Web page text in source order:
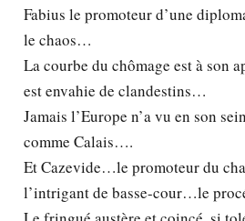
Fabius le promoteur d’une
le chaos…
La courbe du chômage est à son
est envahie de clandestins…
Jamais l’Europe n’a vu en son
comme Calais….
Et Cazevide…le promoteur du
l’intrigant de basse-cour…le